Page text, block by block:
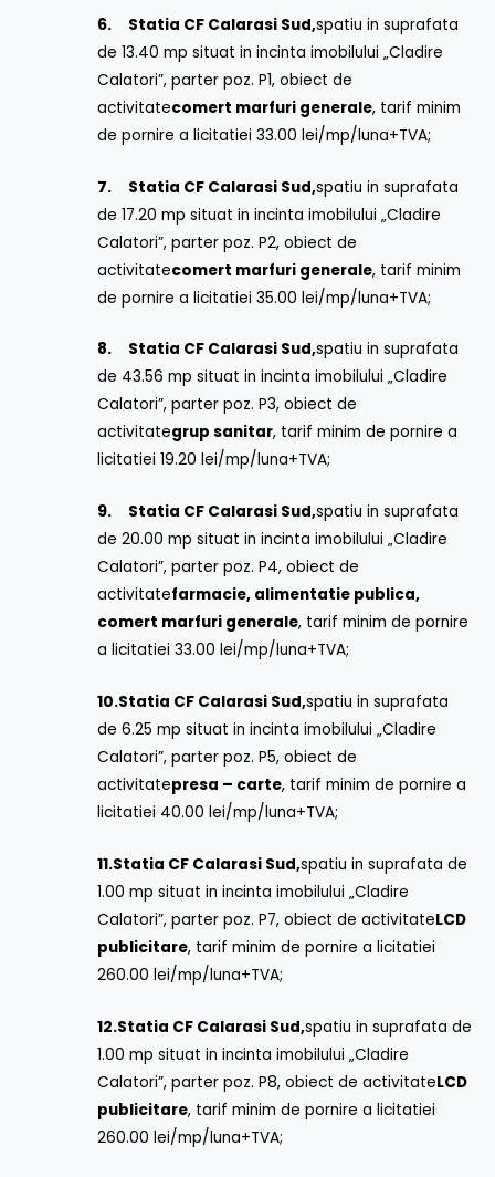
6. Statia CF Calarasi Sud,spatiu in suprafata
de 13.40 mp situat in incinta imobilului „Cladire
Calatori”, parter poz. P1, obiect de
activitatecomert marfuri generale, tarif minim
de pornire a licitatiei 33.00 lei/mp/luna+TVA;
7. Statia CF Calarasi Sud,spatiu in suprafata
de 17.20 mp situat in incinta imobilului „Cladire
Calatori”, parter poz. P2, obiect de
activitatecomert marfuri generale, tarif minim
de pornire a licitatiei 35.00 lei/mp/luna+TVA;
8. Statia CF Calarasi Sud,spatiu in suprafata
de 43.56 mp situat in incinta imobilului „Cladire
Calatori”, parter poz. P3, obiect de
activitategrup sanitar, tarif minim de pornire a
licitatiei 19.20 lei/mp/luna+TVA;
9. Statia CF Calarasi Sud,spatiu in suprafata
de 20.00 mp situat in incinta imobilului „Cladire
Calatori”, parter poz. P4, obiect de
activitatefarmacie, alimentatie publica,
comert marfuri generale, tarif minim de pornire
a licitatiei 33.00 lei/mp/luna+TVA;
10.Statia CF Calarasi Sud,spatiu in suprafata
de 6.25 mp situat in incinta imobilului „Cladire
Calatori”, parter poz. P5, obiect de
activitatepresa – carte, tarif minim de pornire a
licitatiei 40.00 lei/mp/luna+TVA;
11.Statia CF Calarasi Sud,spatiu in suprafata de
1.00 mp situat in incinta imobilului „Cladire
Calatori”, parter poz. P7, obiect de activitateLCD
publicitare, tarif minim de pornire a licitatiei
260.00 lei/mp/luna+TVA;
12.Statia CF Calarasi Sud,spatiu in suprafata de
1.00 mp situat in incinta imobilului „Cladire
Calatori”, parter poz. P8, obiect de activitateLCD
publicitare, tarif minim de pornire a licitatiei
260.00 lei/mp/luna+TVA;